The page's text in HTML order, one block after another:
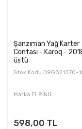
Şanzıman Yağ Karter
Contası - Karoq -
üstü
Stok Kodu:09G321370-
Marka:ELRİNG
598,00 TL